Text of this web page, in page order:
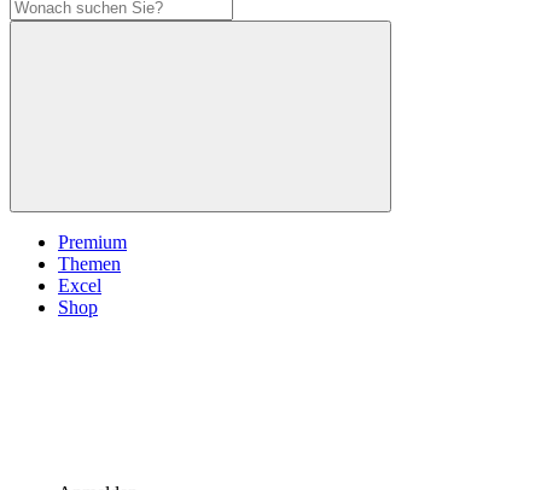
Premium
Themen
Excel
Shop